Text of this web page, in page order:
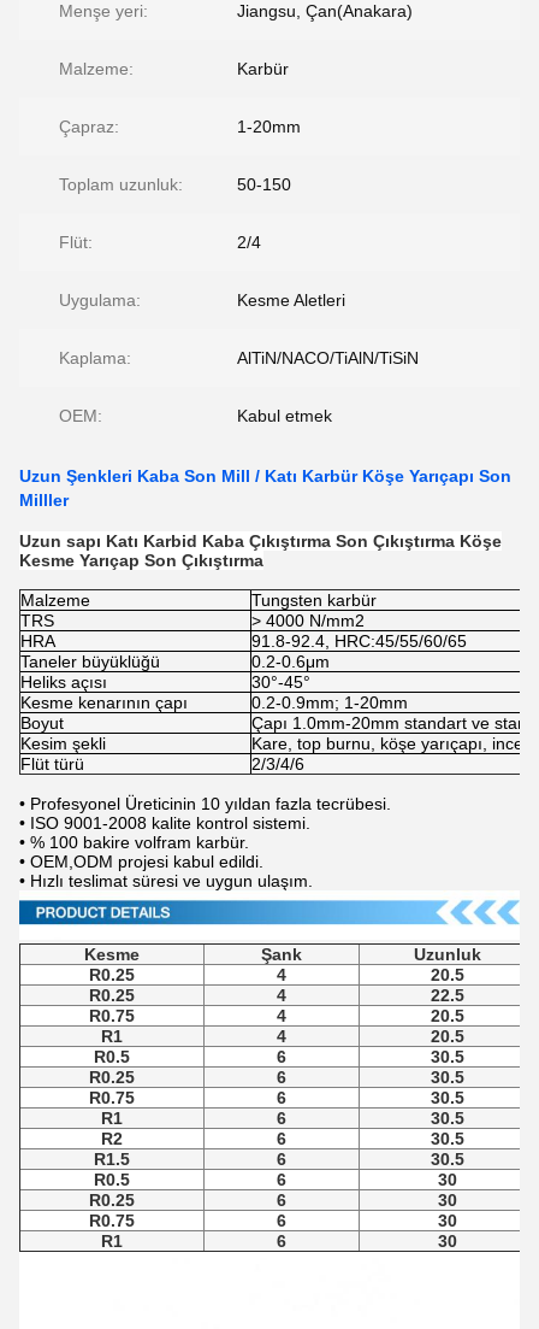
Menşe yeri: Jiangsu, Çan(Anakara)
Malzeme: Karbür
Çapraz: 1-20mm
Toplam uzunluk: 50-150
Flüt: 2/4
Uygulama: Kesme Aletleri
Kaplama: AlTiN/NACO/TiAlN/TiSiN
OEM: Kabul etmek
Uzun Şenkleri Kaba Son Mill / Katı Karbür Köşe Yarıçapı Son
Milller
Uzun sapı Katı Karbid Kaba Çıkıştırma Son Çıkıştırma Köşe
Kesme Yarıçap Son Çıkıştırma
Malzeme
Tungsten karbür
TRS
> 4000 N/mm2
HRA
91.8-92.4, HRC:45/55/60/65
Taneler büyüklüğü
0.2-0.6μm
Heliks açısı
30°-45°
Kesme kenarının çapı
0.2-0.9mm; 1-20mm
Boyut
Çapı 1.0mm-20mm standart ve
Kesim şekli
Kare, top burnu, köşe yarıçapı, ince
Flüt türü
2/3/4/6
• Profesyonel Üreticinin 10 yıldan fazla tecrübesi.
• ISO 9001-2008 kalite kontrol sistemi.
• % 100 bakire volfram karbür.
• OEM,ODM projesi kabul edildi.
• Hızlı teslimat süresi ve uygun ulaşım.
Kesme Şank
Uzunluk
R0.25
4
20.5
R0.25
4
22.5
R0.75
4
20.5
R1
4
20.5
R0.5
6
30.5
R0.25
6
30.5
R0.75
6
30.5
R1
6
30.5
R2
6
30.5
R1.5
6
30.5
R0.5
6
30
R0.25
6
30
R0.75
6
30
R1
6 30